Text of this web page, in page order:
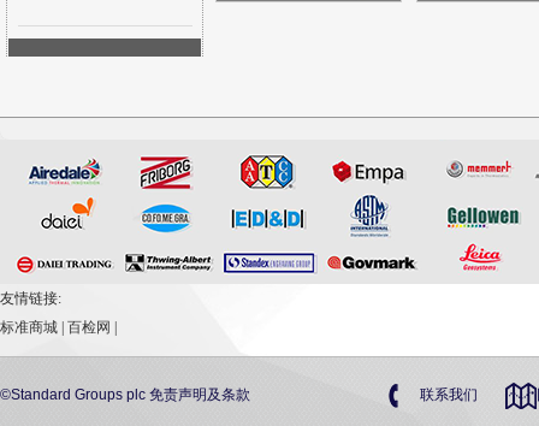
友情链接:
标准商城 百检网
©Standard Groups plc 免责声明及条款 联系我们